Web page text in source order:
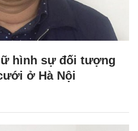
hình sự đối tượng
ở Hà Nội